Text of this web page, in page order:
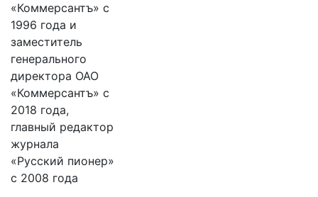
«Коммерсантъ» с
1996 года и
заместитель
генерального
директора ОАО
«Коммерсантъ» с
2018 года,
главный редактор
журнала
«Русский пионер»
с 2008 года